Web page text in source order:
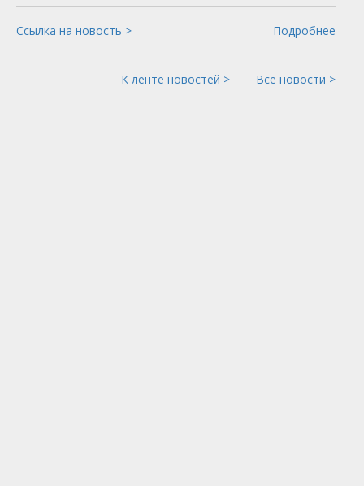
Ссылка на новость > Подробнее
К ленте новостей > Все новости >